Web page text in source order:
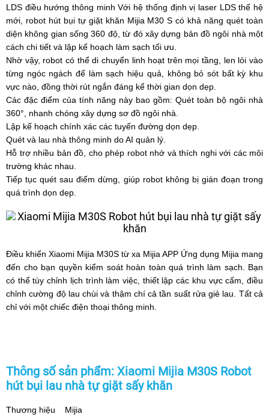
LDS điều hướng thông minh Với hệ thống định vị laser LDS thế hệ
mới, robot hút bụi tự giặt khăn Mijia M30 S có khả năng quét toàn
diện không gian sống 360 độ, từ đó xây dựng bản đồ ngôi nhà một
cách chi tiết và lập kế hoạch làm sạch tối ưu.
Nhờ vậy, robot có thể di chuyển linh hoạt trên mọi tầng, len lỏi vào
từng ngóc ngách để làm sạch hiệu quả, không bỏ sót bất kỳ khu
vực nào, đồng thời rút ngắn đáng kể thời gian dọn dẹp.
Các đặc điểm của tính năng này bao gồm: Quét toàn bộ ngôi nhà
360°, nhanh chóng xây dựng sơ đồ ngôi nhà.
Lập kế hoạch chính xác các tuyến đường dọn dẹp.
Quét và lau nhà thông minh do AI quản lý.
Hỗ trợ nhiều bản đồ, cho phép robot nhớ và thích nghi với các môi
trường khác nhau.
Tiếp tục quét sau điểm dừng, giúp robot không bị gián đoạn trong
quá trình dọn dẹp.
Điều khiển Xiaomi Mijia M30S từ xa Mijia APP Ứng dụng Mijia mang
đến cho bạn quyền kiểm soát hoàn toàn quá trình làm sạch. Bạn
có thể tùy chỉnh lịch trình làm việc, thiết lập các khu vực cấm, điều
chỉnh cường độ lau chùi và thậm chí cả tần suất rửa giẻ lau. Tất cả
chỉ với một chiếc điện thoại thông minh.
Thông số sản phẩm: Xiaomi Mijia M30S Robot
hút bụi lau nhà tự giặt sấy khăn
Thương hiệu Mijia